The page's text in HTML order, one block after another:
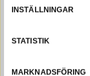
INSTÄLLNINGAR
STATISTIK
MARKNADSFÖRING
4 020.00
Here you find